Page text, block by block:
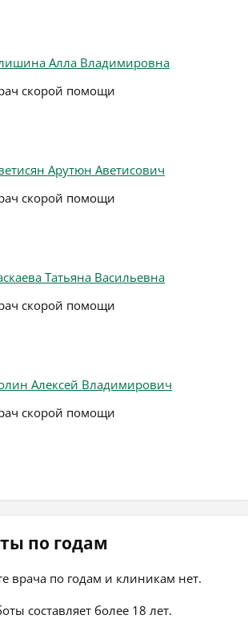
Алла Владимировна
скорой помощи
Арутюн Аветисович
скорой помощи
Татьяна Васильевна
скорой помощи
Алексей Владимирович
скорой помощи
по годам
врача по годам и клиникам нет.
составляет более 18 лет.